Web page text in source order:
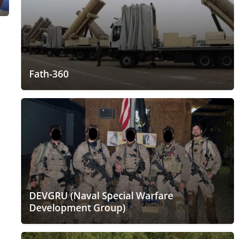
Fath-360
DEVGRU (Naval Special Warfare
Development Group)